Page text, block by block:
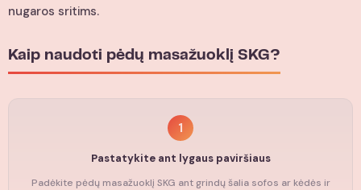
nugaros sritims.
Kaip naudoti pėdų masažuoklį SKG?
1
Pastatykite ant lygaus paviršiaus
Padėkite pėdų masažuoklį SKG ant grindų šalia sofos ar kėdės ir